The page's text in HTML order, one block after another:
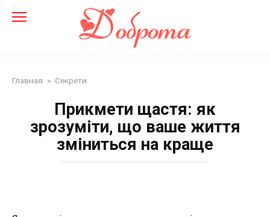
Главная » Секрети
Прикмети щастя: як
зрозуміти, що ваше життя
зміниться на краще